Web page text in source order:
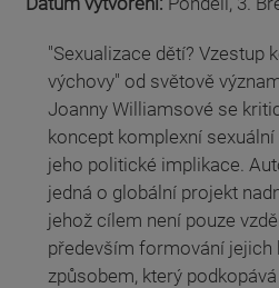
"Sexualizace dětí? Vzestup
výchovy" od světově
Joanny Williamsové se
koncept komplexní sexuální
jeho politické implikace.
jedná o globální projekt
jehož cílem není pouze
především formování jejich
způsobem, který